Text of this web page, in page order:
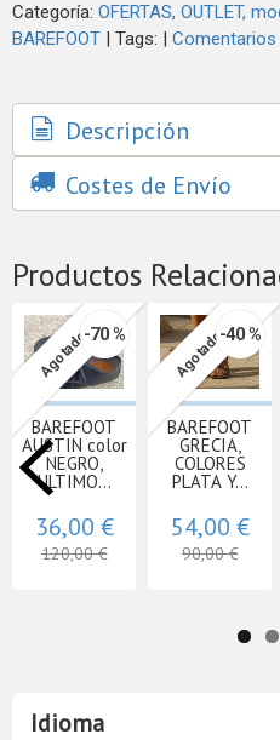
Idioma
Categoría: OFERTAS, OUTLET,
BAREFOOT | Tags: | Comentarios
Descripción
Costes de Envío
Productos
Agotado-70 %
BAREFOOT
AUSTIN color
NEGRO,
ULTIMO...
36,00 €
120,00 €
Agotado-40 %
BAREFOOT
GRECIA,
COLORES
PLATA Y...
54,00 €
90,00 €